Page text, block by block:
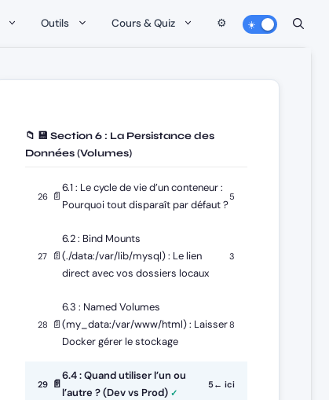
Outils Cours & Quiz ⚙️
📁 💾 Section 6 : La Persistance des
Données (Volumes)
26 📄
6.1 : Le cycle de vie d’un conteneur :
Pourquoi tout disparaît par défaut ?
5
27 📄
6.2 : Bind Mounts
(./data:/var/lib/mysql) : Le lien
direct avec vos dossiers locaux
3
28 📄
6.3 : Named Volumes
(my_data:/var/www/html) : Laisser
Docker gérer le stockage
8
29 📄
6.4 : Quand utiliser l’un ou
l’autre ? (Dev vs Prod)
5← ici